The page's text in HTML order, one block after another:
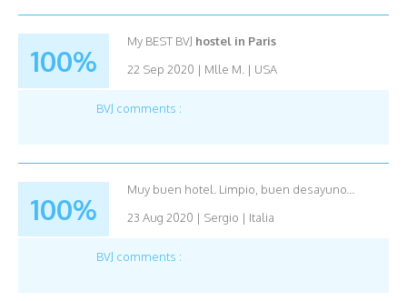
100%
My BEST BVJ hostel in Paris
22 Sep 2020 | Mlle M. | USA
BVJ comments :
100%
Muy buen hotel. Limpio, buen desayuno...
23 Aug 2020 | Sergio | Italia
BVJ comments :